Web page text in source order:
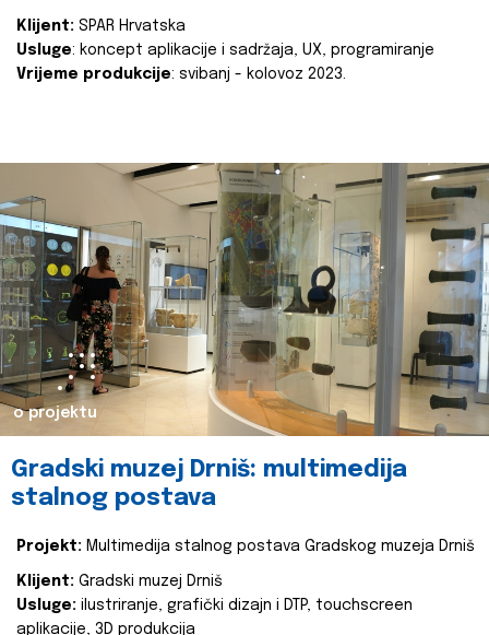
Klijent: SPAR Hrvatska
Usluge: koncept aplikacije i sadržaja, UX, programiranje
Vrijeme produkcije: svibanj - kolovoz 2023.
o projektu
Gradski muzej Drniš: multimedija
stalnog postava
Projekt: Multimedija stalnog postava Gradskog muzeja Drniš
Klijent: Gradski muzej Drniš
Usluge: ilustriranje, grafički dizajn i DTP, touchscreen
aplikacije, 3D produkcija